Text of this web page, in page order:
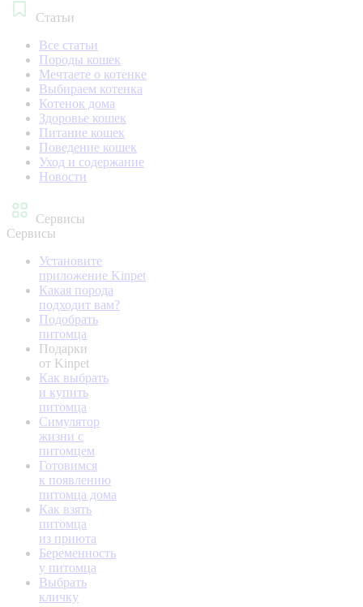
Статьи
Все статьи
Породы кошек
Мечтаете о котенке
Выбираем котенка
Котенок дома
Здоровье кошек
Питание кошек
Поведение кошек
Уход и содержание
Новости
Сервисы
Сервисы
Установите
приложение Kinpet
Какая порода
подходит вам?
Подобрать
питомца
Подарки
от Kinpet
Как выбрать
и купить
питомца
Симулятор
жизни с
питомцем
Готовимся
к появлению
питомца дома
Как взять
питомца
из приюта
Беременность
у питомца
Выбрать
кличку